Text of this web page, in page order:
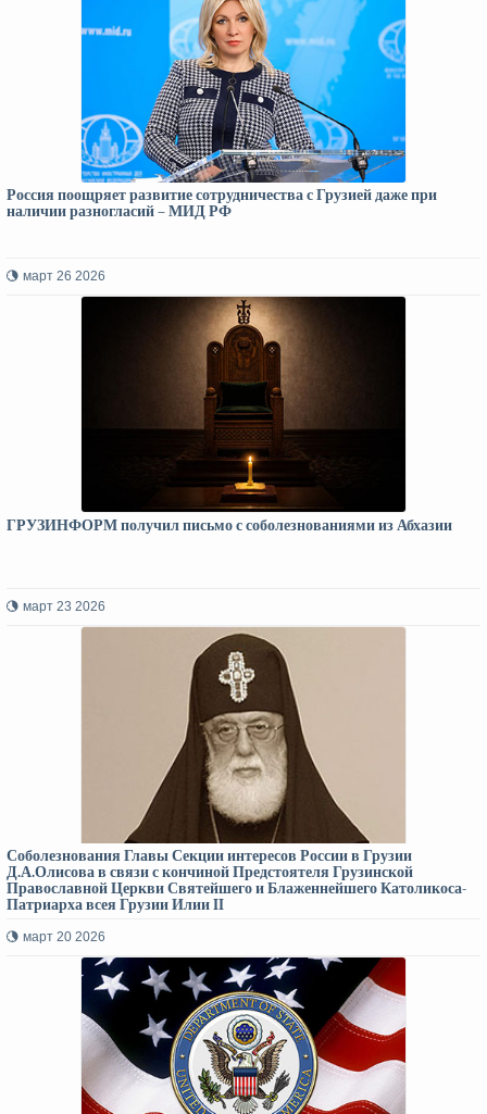
Россия поощряет развитие сотрудничества с Грузией даже при
наличии разногласий – МИД РФ
март 26 2026
ГРУЗИНФОРМ получил письмо с соболезнованиями из Абхазии
март 23 2026
Соболезнования Главы Секции интересов России в Грузии
Д.А.Олисова в связи с кончиной Предстоятеля Грузинской
Православной Церкви Святейшего и Блаженнейшего Католикоса-
Патриарха всея Грузии Илии II
март 20 2026